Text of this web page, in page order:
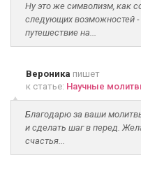
Ну это же символизм, как
следующих возможностей
путешествие на...
Вероника пишет
к статье: Научные
Благодарю за ваши
и сделать шаг в перед.
счастья...